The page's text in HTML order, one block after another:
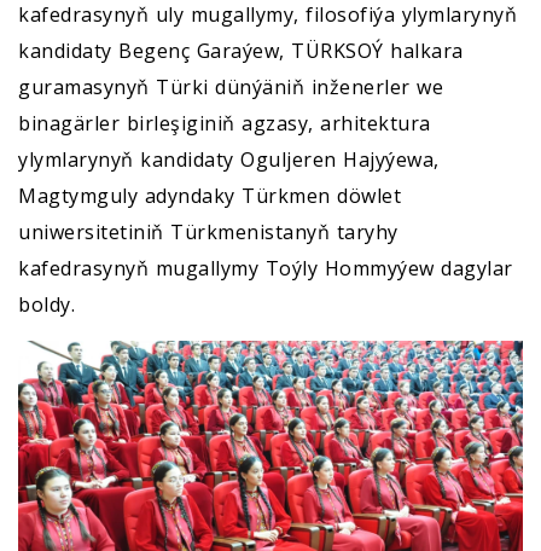
kafedrasynyň uly mugallymy, filosofiýa ylymlarynyň
kandidaty Begenç Garaýew, TÜRKSOÝ halkara
guramasynyň Türki dünýäniň inženerler we
binagärler birleşiginiň agzasy, arhitektura
ylymlarynyň kandidaty Oguljeren Hajyýewa,
Magtymguly adyndaky Türkmen döwlet
uniwersitetiniň Türkmenistanyň taryhy
kafedrasynyň mugallymy Toýly Hommyýew dagylar
boldy.